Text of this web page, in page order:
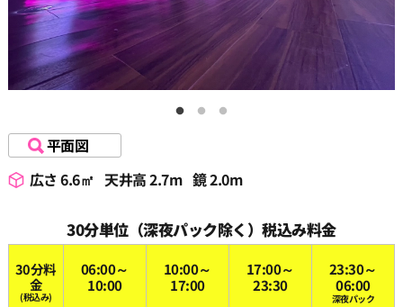
平面図
広さ 6.6㎡ 天井高 2.7m 鏡 2.0m
30分単位（深夜パック除く）税込み料金
30分料
金
(税込み)
06:00～
10:00
10:00～
17:00
17:00～
23:30
23:30～
06:00
深夜パック